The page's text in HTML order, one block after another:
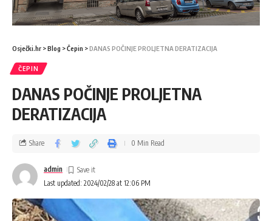
Osječki.hr >Blog >Čepin >DANAS POČINJE PROLJETNA DERATIZACIJA
ČEPIN
DANAS POČINJE PROLJETNA
DERATIZACIJA
Last updated: 2024/02/28 at 12:06 PM
admin
Share 0 Min Read